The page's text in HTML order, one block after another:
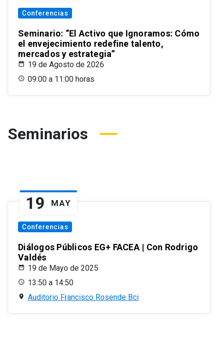
Conferencias
Seminario: “El Activo que Ignoramos: Cómo
el envejecimiento redefine talento,
mercados y estrategia”
19 de Agosto de 2026
09:00 a 11:00 horas
Seminarios
19 MAY
Conferencias
Diálogos Públicos EG+ FACEA | Con Rodrigo
Valdés
19 de Mayo de 2025
13:50 a 14:50
Auditorio Francisco Rosende Bci